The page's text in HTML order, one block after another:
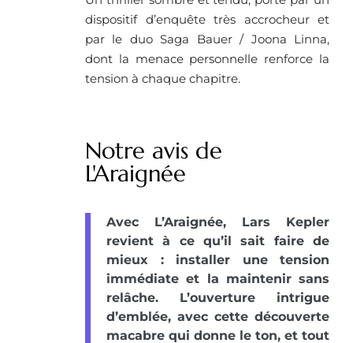
dispositif d’enquête très accrocheur et
par le duo Saga Bauer / Joona Linna,
dont la menace personnelle renforce la
tension à chaque chapitre.
Notre avis de
L'Araignée
Avec L’Araignée, Lars Kepler
revient à ce qu’il sait faire de
mieux : installer une tension
immédiate et la maintenir sans
relâche. L’ouverture intrigue
d’emblée, avec cette découverte
macabre qui donne le ton, et tout